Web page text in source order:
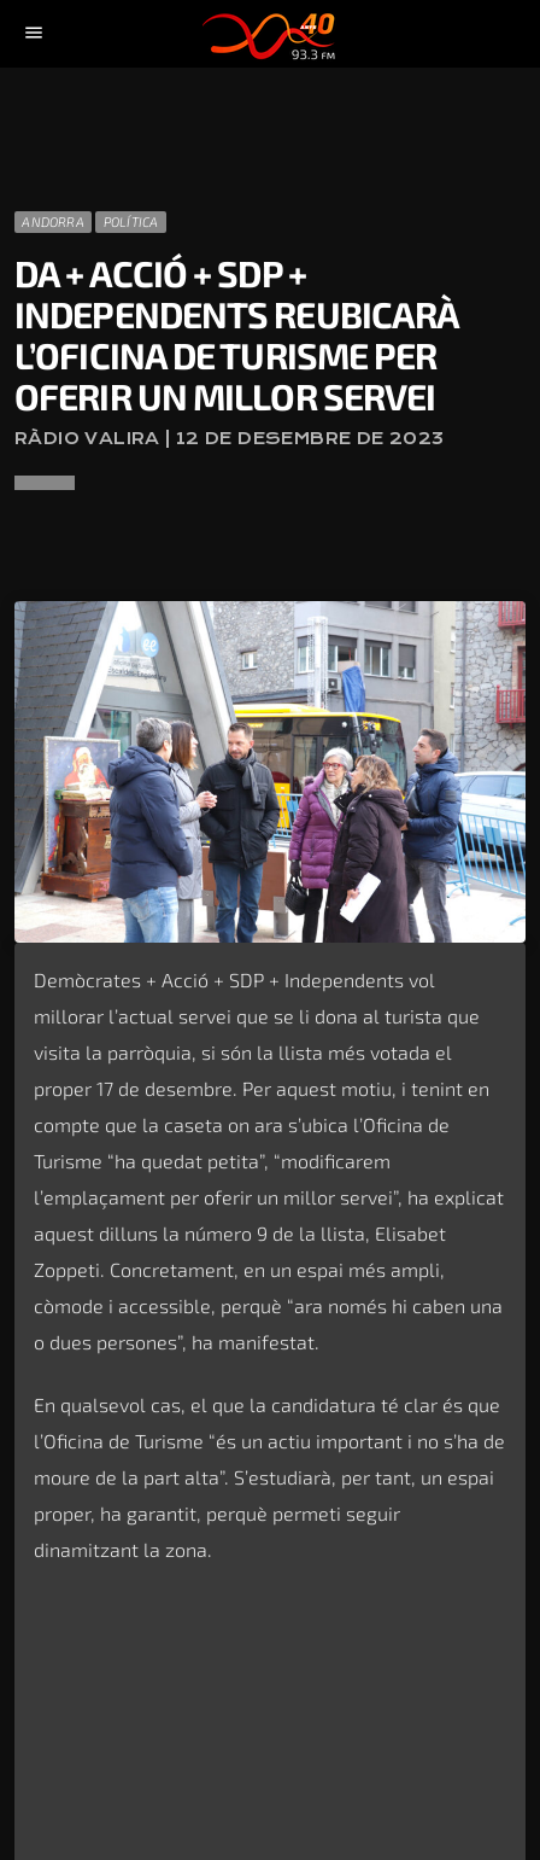
menu
ANDORRA POLÍTICA
DA + ACCIÓ + SDP +
INDEPENDENTS REUBICARÀ
L’OFICINA DE TURISME PER
OFERIR UN MILLOR SERVEI
RÀDIO VALIRA | 12 DE DESEMBRE DE 2023
Demòcrates + Acció + SDP + Independents vol
millorar l’actual servei que se li dona al turista que
visita la parròquia, si són la llista més votada el
proper 17 de desembre. Per aquest motiu, i tenint en
compte que la caseta on ara s’ubica l’Oficina de
Turisme “ha quedat petita”, “modificarem
l’emplaçament per oferir un millor servei”, ha explicat
aquest dilluns la número 9 de la llista, Elisabet
Zoppeti. Concretament, en un espai més ampli,
còmode i accessible, perquè “ara només hi caben una
o dues persones”, ha manifestat.
En qualsevol cas, el que la candidatura té clar és que
l’Oficina de Turisme “és un actiu important i no s’ha de
moure de la part alta”. S’estudiarà, per tant, un espai
proper, ha garantit, perquè permeti seguir
dinamitzant la zona.